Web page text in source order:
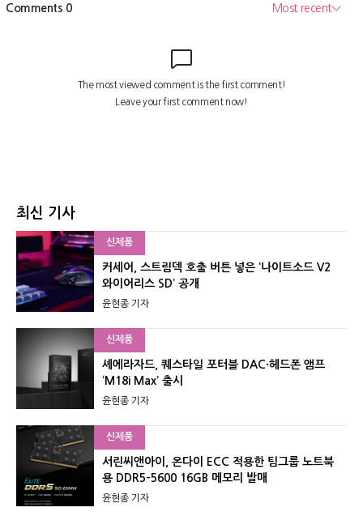
최신 기사
신제품
커세어, 스트림덱 호출 버튼 넣은 ‘나이트소드 V2
와이어리스 SD’ 공개
윤현종 기자
신제품
셰에라자드, 퀘스타일 포터블 DAC·헤드폰 앰프
‘M18i Max’ 출시
윤현종 기자
신제품
서린씨앤아이, 온다이 ECC 적용한 팀그룹 노트북
용 DDR5-5600 16GB 메모리 발매
윤현종 기자